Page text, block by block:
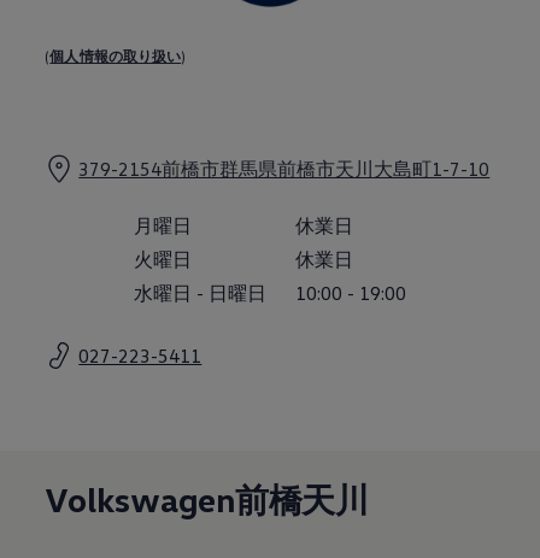
ファイナンシャルサービス
フォルクスワーゲン自動車保険プラス
Volkswagen Card
カスタマーポータル 登録・ログイン
Match Maker 登録・ログイン
補助金・エコカー優遇制度
ID.4
Golf
Golf Variant
アフターサービス
ホイールとタイヤ
路上故障に関するサポート
(個人情報の取り扱い)
379-2154前橋市群馬県前橋市天川大島町1-7-10
027-223-5411
月曜日
休業日
火曜日
休業日
水曜日 - 日曜日 10:00 - 19:00
Volkswagen前橋天川